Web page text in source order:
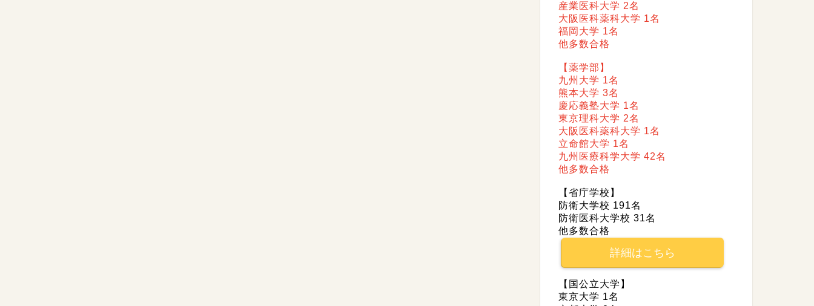
産業医科大学 2名
大阪医科薬科大学 1名
福岡大学 1名
他多数合格
【薬学部】
九州大学 1名
熊本大学 3名
慶応義塾大学 1名
東京理科大学 2名
大阪医科薬科大学 1名
立命館大学 1名
九州医療科学大学 42名
他多数合格
【省庁学校】
防衛大学校 191名
防衛医科大学校 31名
他多数合格
詳細はこちら
【国公立大学】
東京大学 1名